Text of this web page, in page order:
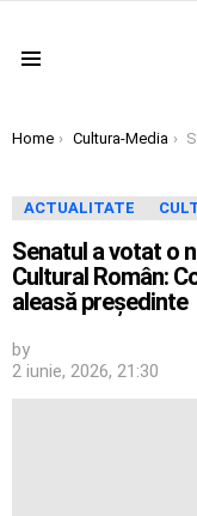
You are here:
Home Cultura-Media
ACTUALITATE
Senatul a votat o
Cultural Român:
aleasă preşedinte
by
2 iunie, 2026, 21:30